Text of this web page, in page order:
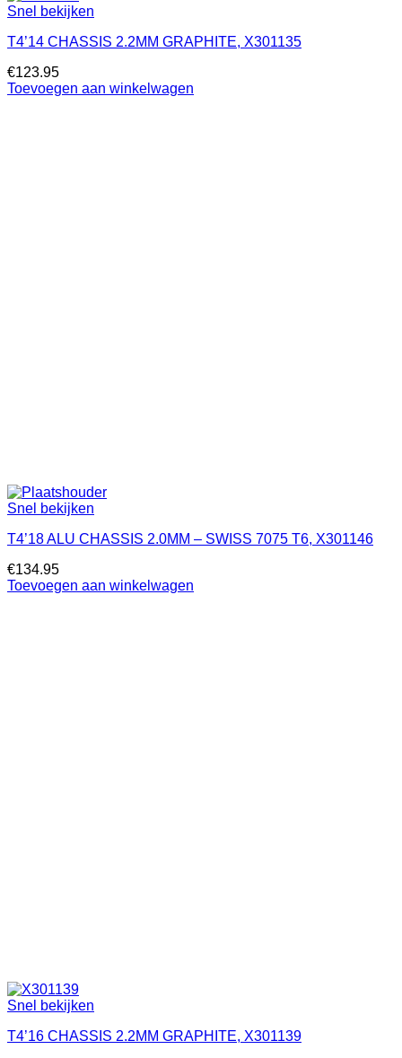
Snel bekijken
T4’14 CHASSIS 2.2MM GRAPHITE, X301135
€123.95
Toevoegen aan winkelwagen
Snel bekijken
T4’18 ALU CHASSIS 2.0MM – SWISS 7075 T6, X301146
€134.95
Toevoegen aan winkelwagen
Snel bekijken
T4’16 CHASSIS 2.2MM GRAPHITE, X301139